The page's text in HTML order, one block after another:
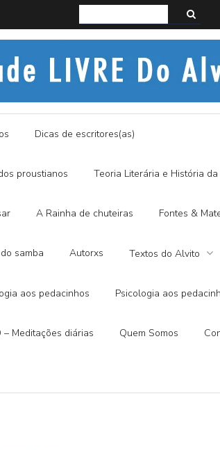
Histórias do Alvito – A FRALDA DE
Dicas de escritores(as)
proustianos Teoria Literária e História
A Rainha de chuteiras Fontes &
samba Autorxs Textos do Alvito
aos pedacinhos Psicologia aos
– Meditações diárias Quem Somos